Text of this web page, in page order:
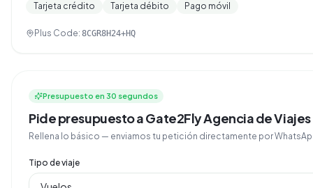
Tarjeta crédito
Tarjeta débito Pago móvil
Plus Code: 8CGR8H24+HQ
Presupuesto en 30 segundos
Pide presupuesto a Gate2Fly Agencia de Viajes
Rellena lo básico — enviamos tu petición directamente por
Tipo de viaje